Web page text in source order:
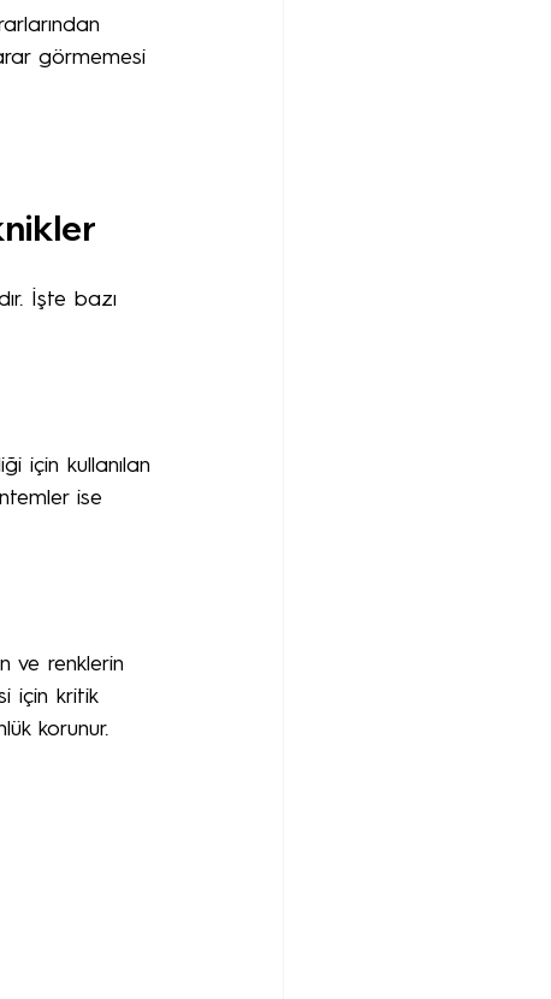
görmemesi
İşte bazı
için kullanılan
ise
ve renklerin
için kritik
korunur.